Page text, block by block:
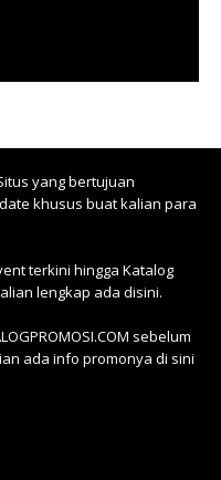
yang bertujuan
khusus buat kalian para
terkini hingga Katalog
lengkap ada disini.
sebelum
ada info promonya di sini